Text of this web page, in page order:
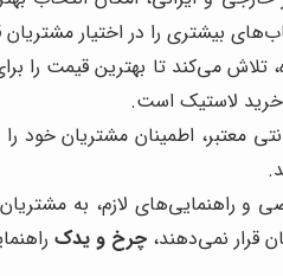
بیشتری را در اختیار
تلاش می‌کند تا بهترین قیمت را
خرید لاستیک است.
معتبر، اطمینان مشتریان
و راهنمایی‌های لازم، به
قرار نمی‌دهند، چرخ و یدک